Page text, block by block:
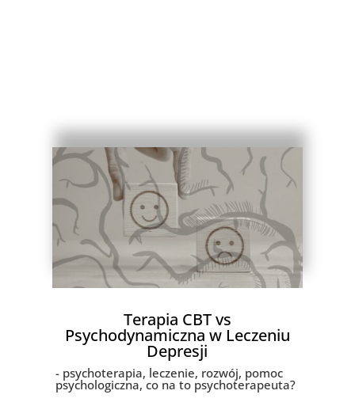
Terapia CBT vs
Psychodynamiczna w Leczeniu
Depresji
- psychoterapia, leczenie, rozwój, pomoc
psychologiczna, co na to psychoterapeuta?